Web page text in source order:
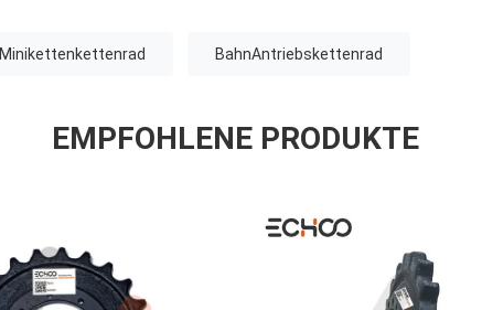
Minikettenkettenrad BahnAntriebskettenrad
EMPFOHLENE PRODUKTE